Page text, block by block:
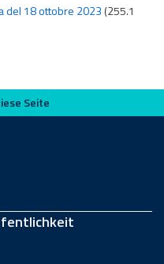
del 18 ottobre 2023 (255.1
Seite